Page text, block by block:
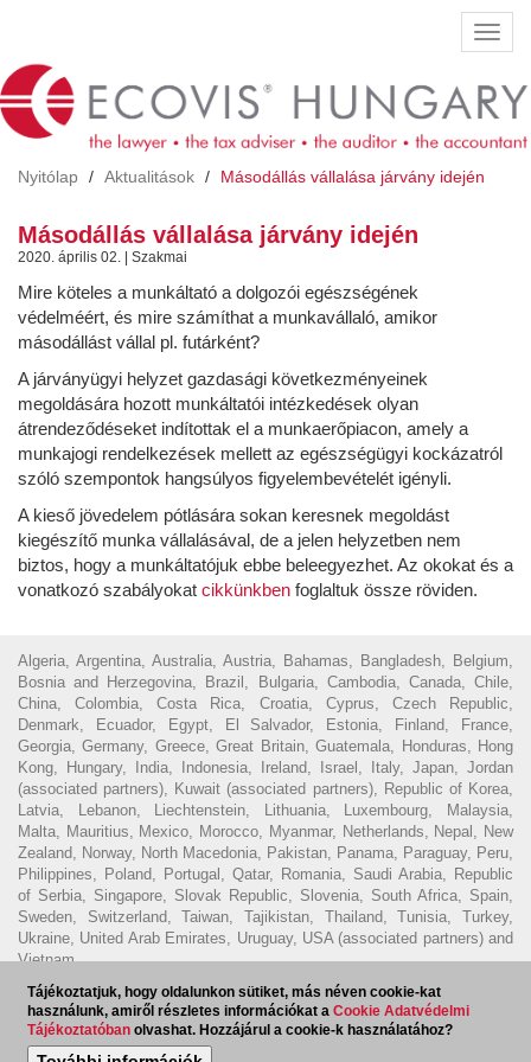
Nyitólap Aktualitások Másodállás vállalása járvány idején
Másodállás vállalása járvány idején
2020. április 02. | Szakmai
Mire köteles a munkáltató a dolgozói egészségének
védelméért, és mire számíthat a munkavállaló, amikor
másodállást vállal pl. futárként?
A járványügyi helyzet gazdasági következményeinek
megoldására hozott munkáltatói intézkedések olyan
átrendeződéseket indítottak el a munkaerőpiacon, amely a
munkajogi rendelkezések mellett az egészségügyi kockázatról
szóló szempontok hangsúlyos figyelembevételét igényli.
A kieső jövedelem pótlására sokan keresnek megoldást
kiegészítő munka vállalásával, de a jelen helyzetben nem
biztos, hogy a munkáltatójuk ebbe beleegyezhet. Az okokat és a
vonatkozó szabályokat cikkünkben foglaltuk össze röviden.
Algeria, Argentina, Australia, Austria, Bahamas, Bangladesh, Belgium,
Bosnia and Herzegovina, Brazil, Bulgaria, Cambodia, Canada, Chile,
China, Colombia, Costa Rica, Croatia, Cyprus, Czech Republic,
Denmark, Ecuador, Egypt, El Salvador, Estonia, Finland, France,
Georgia, Germany, Greece, Great Britain, Guatemala, Honduras, Hong
Kong, Hungary, India, Indonesia, Ireland, Israel, Italy, Japan, Jordan
(associated partners), Kuwait (associated partners), Republic of Korea,
Latvia, Lebanon, Liechtenstein, Lithuania, Luxembourg, Malaysia,
Malta, Mauritius, Mexico, Morocco, Myanmar, Netherlands, Nepal, New
Zealand, Norway, North Macedonia, Pakistan, Panama, Paraguay, Peru,
Philippines, Poland, Portugal, Qatar, Romania, Saudi Arabia, Republic
of Serbia, Singapore, Slovak Republic, Slovenia, South Africa, Spain,
Sweden, Switzerland, Taiwan, Tajikistan, Thailand, Tunisia, Turkey,
Ukraine, United Arab Emirates, Uruguay, USA (associated partners) and
Vietnam.
© 2023 - Ecovis Hungary Jogi nyilatkozat
Adatvédelmi tájékoztató
Cookie tájékoztató
Magyar Ügyvédi Kamara
Visszaélés
bejelentés
Tájékoztatjuk, hogy oldalunkon sütiket, más néven cookie-kat
használunk, amiről részletes információkat aCookie Adatvédelmi
Tájékoztatóban olvashat. Hozzájárul a cookie-k használatához?